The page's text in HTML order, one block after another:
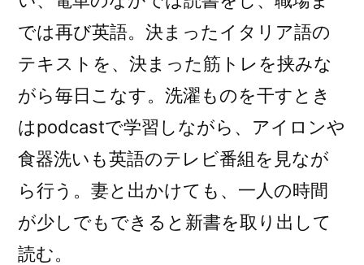
では再び英語。決まったイタリア語の
テキストを、決まった筋トレを挟みな
がら毎日こなす。洗濯ものを干すとき
はpodcastで学習しながら、アイロンや
食器洗いも英語のテレビ番組を見なが
ら行う。妻と出かけても、一人の時間
が少しでもできると新書を取り出して
読む。